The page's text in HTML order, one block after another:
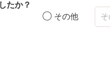
たか？
その他